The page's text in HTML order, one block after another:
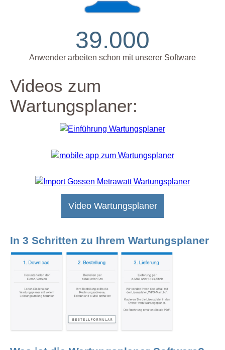
39.000
Anwender arbeiten schon mit unserer Software
Videos zum
Wartungsplaner:
Video Wartungsplaner
In 3 Schritten zu Ihrem Wartungsplaner